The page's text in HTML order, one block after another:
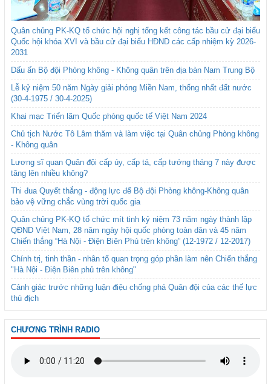
Quân chủng PK-KQ tổ chức hội nghị tổng kết công tác bầu cử đại biểu
Quốc hội khóa XVI và bầu cử đại biểu HĐND các cấp nhiệm kỳ 2026-
2031
Dấu ấn Bộ đội Phòng không - Không quân trên địa bàn Nam Trung Bộ
Lễ kỷ niệm 50 năm Ngày giải phóng Miền Nam, thống nhất đất nước
(30-4-1975 / 30-4-2025)
Khai mạc Triển lãm Quốc phòng quốc tế Việt Nam 2024
Chủ tịch Nước Tô Lâm thăm và làm việc tại Quân chủng Phòng không
- Không quân
Lương sĩ quan Quân đội cấp úy, cấp tá, cấp tướng tháng 7 này được
tăng lên nhiều không?
Thi đua Quyết thắng - động lực để Bộ đội Phòng không-Không quân
bảo vệ vững chắc vùng trời quốc gia
Quân chủng PK-KQ tổ chức mít tinh kỷ niệm 73 năm ngày thành lập
QĐND Việt Nam, 28 năm ngày hội quốc phòng toàn dân và 45 năm
Chiến thắng “Hà Nội - Điện Biên Phủ trên không” (12-1972 / 12-2017)
Chính trị, tinh thần - nhân tố quan trọng góp phần làm nên Chiến thắng
"Hà Nội - Điện Biên phủ trên không"
Cảnh giác trước những luận điệu chống phá Quân đội của các thế lực
thù địch
CHƯƠNG TRÌNH RADIO